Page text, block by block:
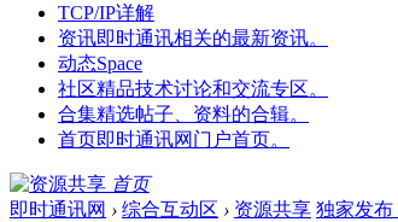
TCP/IP详解
资讯即时通讯相关的最新资讯。
动态Space
社区精品技术讨论和交流专区。
合集精选帖子、资料的合辑。
首页即时通讯网门户首页。
首页
即时通讯网 › 综合互动区 › 资源共享 独家发布